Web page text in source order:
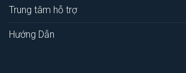
Trung tâm hỗ trợ
Hướng Dẫn